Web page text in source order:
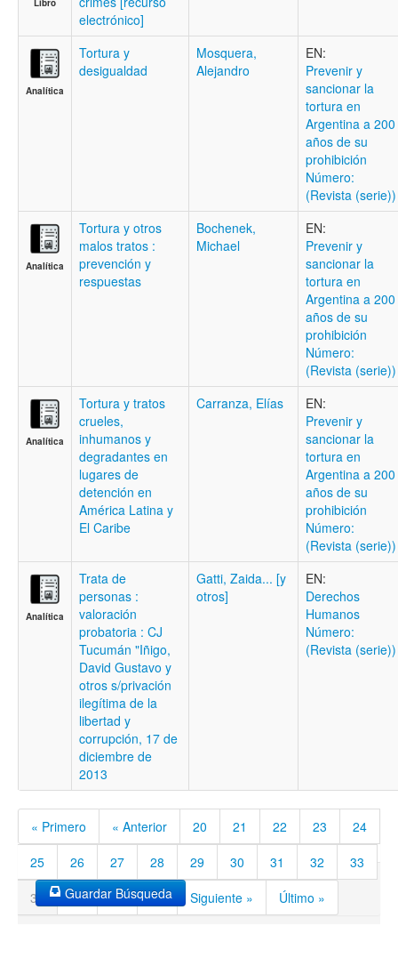
electrónico]
Analítica
Tortura y
desigualdad
Mosquera,
Alejandro
EN:
Prevenir y
sancionar la
tortura en
Argentina a 200
años de su
prohibición
Número:
(Revista (serie))
Analítica
Tortura y otros
malos tratos :
prevención y
respuestas
Bochenek,
Michael
EN:
Prevenir y
sancionar la
tortura en
Argentina a 200
años de su
prohibición
Número:
(Revista (serie))
Analítica
Tortura y tratos
crueles,
inhumanos y
degradantes en
lugares de
detención en
América Latina y
El Caribe
Carranza, Elías
EN:
Prevenir y
sancionar la
tortura en
Argentina a 200
años de su
prohibición
Número:
(Revista (serie))
Analítica
Trata de
personas :
valoración
probatoria : CJ
Tucumán "Iñigo,
David Gustavo y
otros s/privación
ilegítima de la
libertad y
corrupción, 17 de
diciembre de
2013
Gatti, Zaida... [y
otros]
EN:
Derechos
Humanos
Número:
(Revista (serie))
« Primero « Anterior 20 21 22 23
24
25
26 27 28 29 30 31 32
33
34
35 36 37 Siguiente » Último »
Guardar Búsqueda